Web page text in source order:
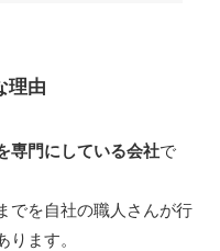
理由
専門にしている会社で
でを自社の職人さんが行
ます。